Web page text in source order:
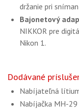
držanie pri
Bajonetový
NIKKOR pre
Nikon 1.
Dodávané
Nabíjateľná
Nabíjačka MH-29